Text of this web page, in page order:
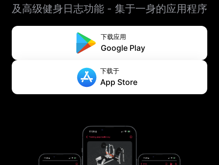
及高级健身日志功能 - 集于一身的应用程序
下载应用
Google Play
下载于
App Store